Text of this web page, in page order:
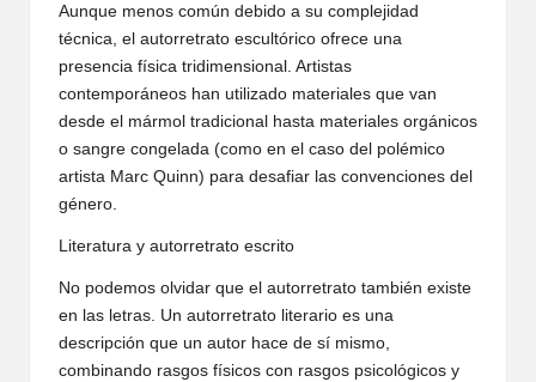
Aunque menos común debido a su complejidad
técnica, el autorretrato escultórico ofrece una
presencia física tridimensional. Artistas
contemporáneos han utilizado materiales que van
desde el mármol tradicional hasta materiales orgánicos
o sangre congelada (como en el caso del polémico
artista Marc Quinn) para desafiar las convenciones del
género.
Literatura y autorretrato escrito
No podemos olvidar que el autorretrato también existe
en las letras. Un autorretrato literario es una
descripción que un autor hace de sí mismo,
combinando rasgos físicos con rasgos psicológicos y